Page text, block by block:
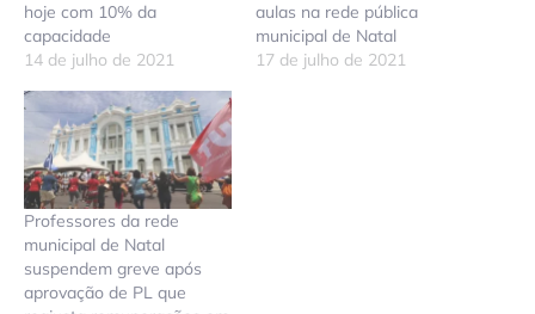
hoje com 10% da
capacidade
14 de julho de 2021
aulas na rede pública
municipal de Natal
17 de julho de 2021
Professores da rede
municipal de Natal
suspendem greve após
aprovação de PL que